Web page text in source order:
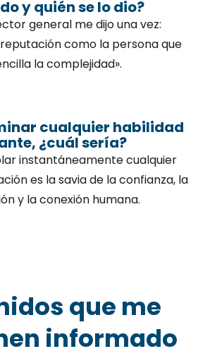
y quién se lo dio?
general me dijo una vez:
como la persona que
la complejidad».
cualquier habilidad
¿cuál sería?
instantáneamente cualquier
es la savia de la confianza, la
y la conexión humana.
que me
informado